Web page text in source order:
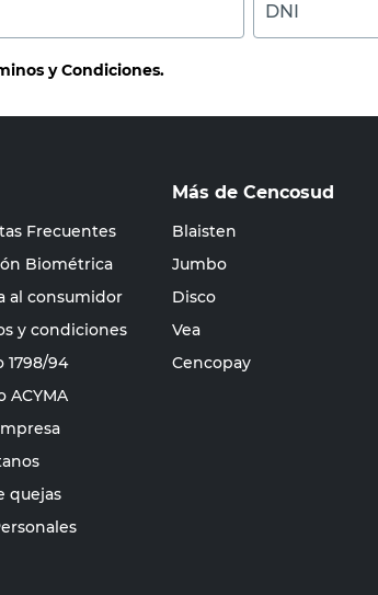
DNI
y Condiciones.
Frecuentes
Biométrica
al consumidor
y condiciones
1798/94
ACYMA
quejas
Más de Cencosud
Blaisten
Jumbo
Disco
Vea
Cencopay